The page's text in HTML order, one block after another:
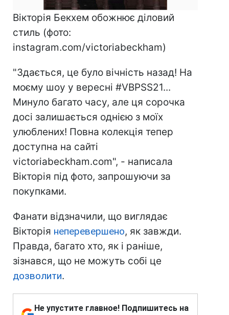
Вікторія Бекхем обожнює діловий
стиль (фото:
instagram.com/victoriabeckham)
"Здається, це було вічність назад! На
моєму шоу у вересні #VBPSS21...
Минуло багато часу, але ця сорочка
досі залишається однією з моїх
улюблених! Повна колекція тепер
доступна на сайті
victoriabeckham.com", - написала
Вікторія під фото, запрошуючи за
покупками.
Фанати відзначили, що виглядає
Вікторія неперевершено, як завжди.
Правда, багато хто, як і раніше,
зізнався, що не можуть собі це
дозволити.
Не упустите главное! Подпишитесь на